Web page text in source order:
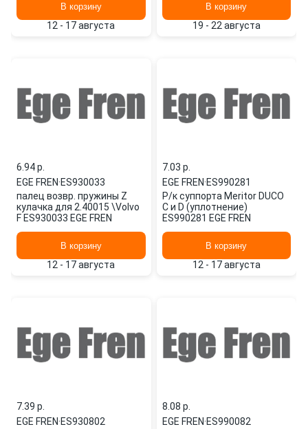
В корзину
12 - 17 августа
В корзину
19 - 22 августа
6.94 p.
EGE FREN·ES930033
палец возвр. пружины Z
кулачка для 2.40015 \Volvo
F ES930033 EGE FREN
В корзину
12 - 17 августа
7.03 p.
EGE FREN·ES990281
Р/к суппорта Meritor DUCO
C и D (уплотнение)
ES990281 EGE FREN
В корзину
12 - 17 августа
7.39 p.
EGE FREN·ES930802
8.08 p.
EGE FREN·ES990082